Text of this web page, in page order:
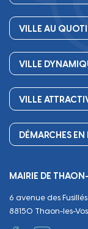
Conseil
Les services de
Finances
Démocratie
Publications
VILLE AU
Petite enfance
Scolarité
Périscolaire
Séniors,
Circuler
Emploi
VILLE
Culture
Associations
Equipements
VILLE
Commerces et
Urbanisme
Tranquillité et
DÉMARCHES EN
Décès
Papiers et
MAIRIE DE
6 avenue des Fusillés
88150 Thaon-les-